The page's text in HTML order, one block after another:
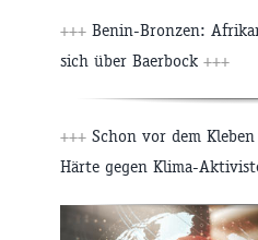
+++ Benin-Bronzen:
sich über Baerbock +++
+++ Schon vor dem
Härte gegen Klima-